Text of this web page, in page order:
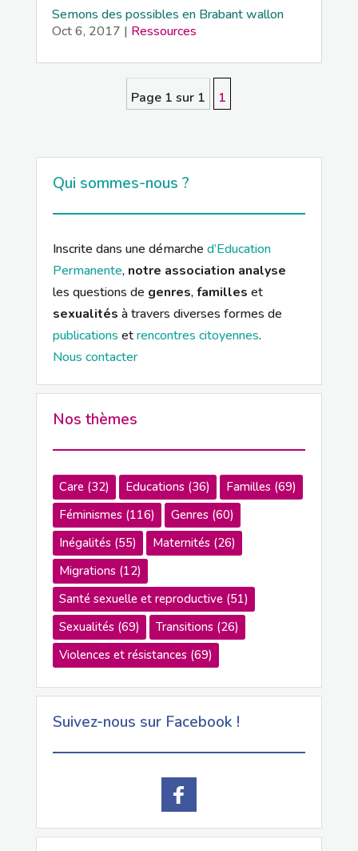
Semons des possibles en Brabant wallon
Oct 6, 2017 | Ressources
Page 1 sur 1 1
Qui sommes-nous ?
Inscrite dans une démarche d’Education
Permanente, notre association analyse
les questions de genres,familles et
sexualités à travers diverses formes de
publications etrencontres citoyennes.
Nous contacter
Nos thèmes
Care(32) Educations(36) Familles(69)
Féminismes(116) Genres(60)
Inégalités(55) Maternités(26)
Migrations(12)
Santé sexuelle et reproductive(51)
Sexualités(69) Transitions(26)
Violences et résistances(69)
Suivez-nous sur Facebook !